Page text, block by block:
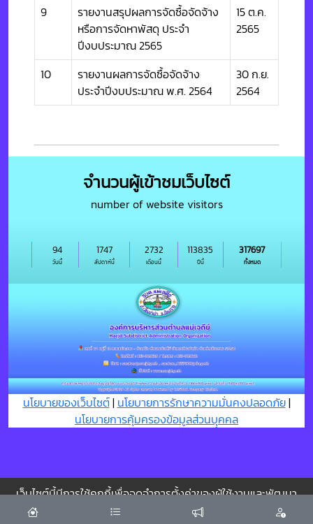
9
รายงานสรุปผลการจัดซื้อจัดจ้าง
หรือการจัดหาพัสดุ ประจำ
ปีงบประมาณ 2565
15 ต.ค.
2565
10
รายงานผลการจัดซื้อจัดจ้าง
ประจำปีงบประมาณ พ.ศ. 2564
30 ก.ย.
2564
จำนวนผู้เข้าชมเว็บไซต์
number of website visitors
วันนี้
94
สัปดาห์นี้
1747
เดือนนี้
2732
ปีนี้
113835
ทั้งหมด
317697
นโยบายของเว็บไซต์| นโยบายการรักษาความมั่นคงปลอดภัย|
นโยบายการคุ้มครองข้อมูลส่วนบุุคคล
เว็บไซต์นี้มีการใช้คุกกี้เพื่อจดจำการตั้งค่าของผู้ใช้งานและพัฒนา
ประสบการณ์การใช้งานของคุณให้ดียิ่งขึ้น